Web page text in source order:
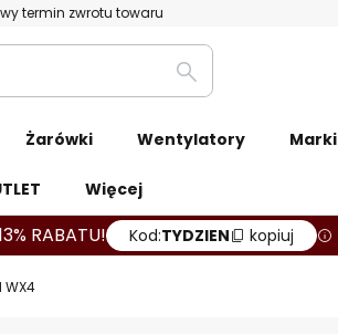
termin zwrotu towaru
Szukaj
Żarówki Wentylatory Marki
Więcej
RABATU! Kod:TYDZIEN kopiuj
WX4